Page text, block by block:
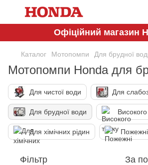
Офіційний магазин
Каталог Мотопомпи Для брудної
Мотопомпи Honda для
Для чистої води Для
Для брудної води
Для хімічних рідин Пожежні
Фільтр За